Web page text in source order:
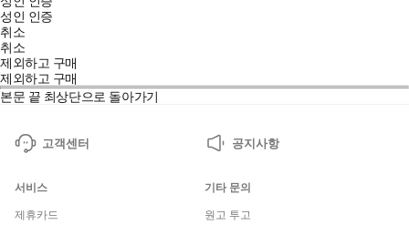
성인 인증
취소
취소
제외하고 구매
제외하고 구매
본문 끝 최상단으로 돌아가기
고객센터 공지사항
서비스
제휴카드
기타 문의
원고 투고